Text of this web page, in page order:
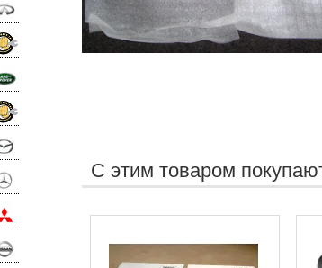
С этим товаром